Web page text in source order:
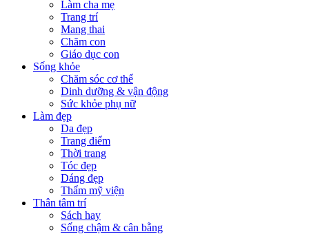
Làm cha mẹ
Trang trí
Mang thai
Chăm con
Giáo dục con
Sống khỏe
Chăm sóc cơ thể
Dinh dưỡng & vận động
Sức khỏe phụ nữ
Làm đẹp
Da đẹp
Trang điểm
Thời trang
Tóc đẹp
Dáng đẹp
Thẩm mỹ viện
Thân tâm trí
Sách hay
Sống chậm & cân bằng